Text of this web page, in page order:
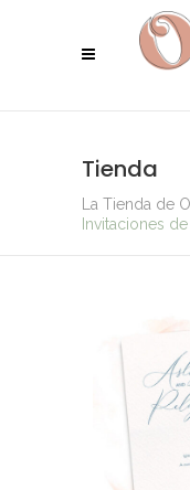
Tienda
La Tienda de
Invitaciones